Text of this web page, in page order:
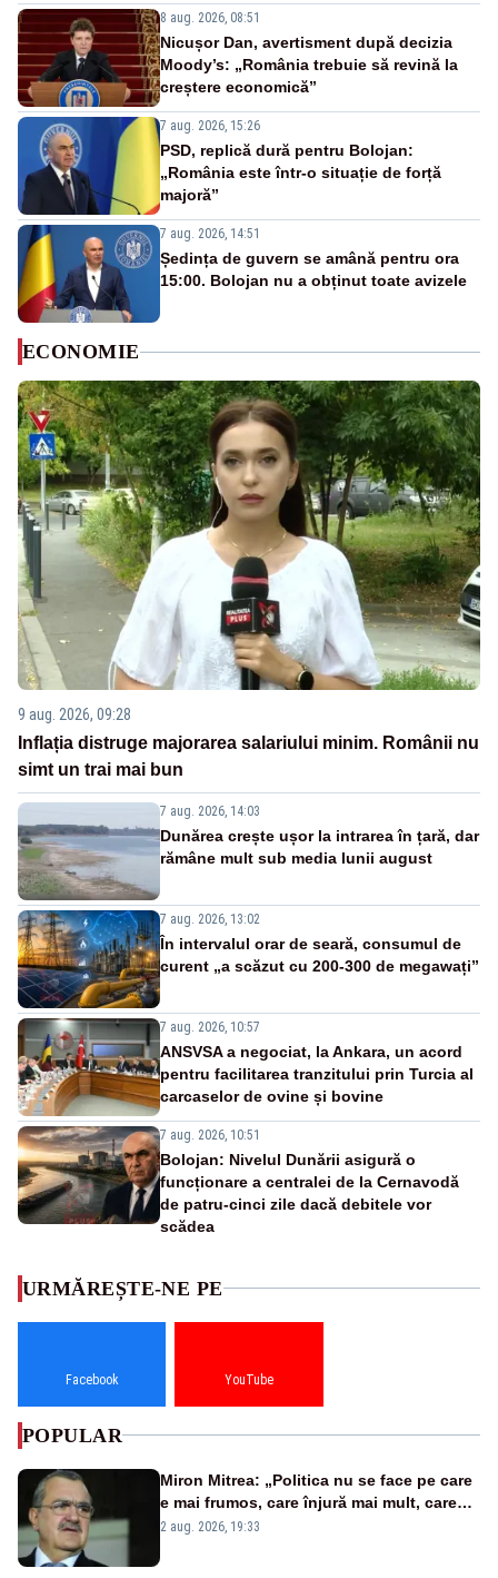
8 aug. 2026, 08:51
Nicușor Dan, avertisment după decizia
Moody’s: „România trebuie să revină la
creștere economică”
7 aug. 2026, 15:26
PSD, replică dură pentru Bolojan:
„România este într-o situație de forță
majoră”
7 aug. 2026, 14:51
Ședința de guvern se amână pentru ora
15:00. Bolojan nu a obținut toate avizele
ECONOMIE
9 aug. 2026, 09:28
Inflația distruge majorarea salariului minim. Românii nu
simt un trai mai bun
7 aug. 2026, 14:03
Dunărea crește ușor la intrarea în țară, dar
rămâne mult sub media lunii august
7 aug. 2026, 13:02
În intervalul orar de seară, consumul de
curent „a scăzut cu 200-300 de megawați”
7 aug. 2026, 10:57
ANSVSA a negociat, la Ankara, un acord
pentru facilitarea tranzitului prin Turcia al
carcaselor de ovine și bovine
7 aug. 2026, 10:51
Bolojan: Nivelul Dunării asigură o
funcționare a centralei de la Cernavodă
de patru-cinci zile dacă debitele vor
scădea
URMĂREȘTE-NE PE
Facebook YouTube
POPULAR
Miron Mitrea: „Politica nu se face pe care
e mai frumos, care înjură mai mult, care
țipă mai tare, ci pe proiecte”
2 aug. 2026, 19:33